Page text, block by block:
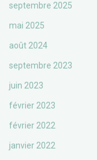
septembre 2025
mai 2025
août 2024
septembre 2023
juin 2023
février 2023
février 2022
janvier 2022